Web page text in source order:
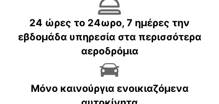
24 ώρες το 24ωρο, 7 ημέρες την
εβδομάδα υπηρεσία στα περισσότερα
αεροδρόμια
Μόνο καινούργια ενοικιαζόμενα